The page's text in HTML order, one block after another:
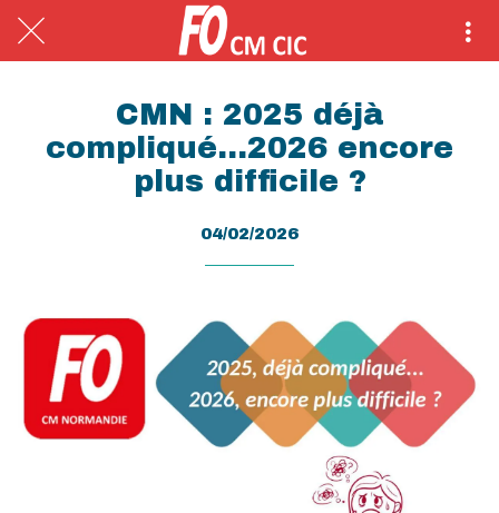
CMN : 2025 déjà
compliqué...2026 encore
plus difficile ?
04/02/2026